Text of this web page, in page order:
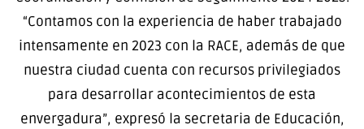
“Contamos con la experiencia de haber trabajado
intensamente en 2023 con la RACE, además de que
nuestra ciudad cuenta con recursos privilegiados
para desarrollar acontecimientos de esta
envergadura”, expresó la secretaria de Educación,